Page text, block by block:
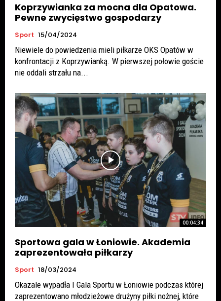
Koprzywianka za mocna dla Opatowa.
Pewne zwycięstwo gospodarzy
Sport 15/04/2024
Niewiele do powiedzenia mieli piłkarze OKS Opatów w
konfrontacji z Koprzywianką. W pierwszej połowie goście
nie oddali strzału na...
00:04:34
Sportowa gala w Łoniowie. Akademia
zaprezentowała piłkarzy
Sport 18/03/2024
Okazale wypadła I Gala Sportu w Łoniowie podczas której
zaprezentowano młodzieżowe drużyny piłki nożnej, które